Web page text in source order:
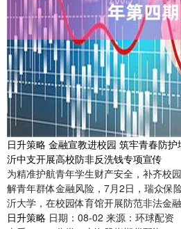
日升策略 金融宣教进校园 筑牢青春防
沂中支开展高校防非反洗钱专项宣传
为精准护航青年学生财产安全，补齐校
解青年群体金融风险，7月2日，瑞众保
沂大学，在校园体育馆开展防范非法金
日升策略 日期：08-02 来源：环球配资